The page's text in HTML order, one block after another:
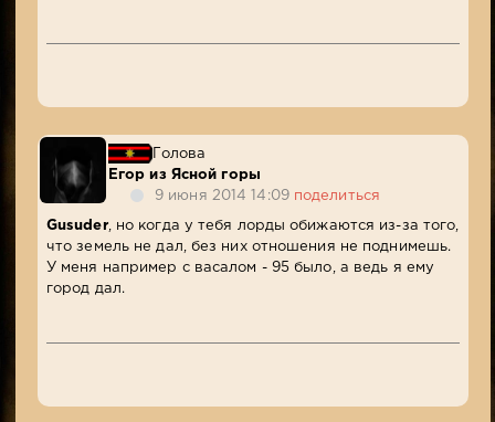
Голова
Егор из Ясной горы
9 июня 2014 14:09 поделиться
Gusuder, но когда у тебя лорды обижаются из-за того,
что земель не дал, без них отношения не поднимешь.
У меня например с васалом - 95 было, а ведь я ему
город дал.